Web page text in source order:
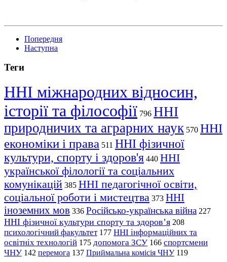
Попередня
Наступна
Теги
ННІ міжнародних відносин,
історії та філософії 796 ННІ
природничих та аграрних наук 570 ННІ
економіки і права 511 ННІ фізичної
культури, спорту і здоров'я 440 ННІ
української філології та соціальних
комунікацій 385 ННІ педагогічної освіти,
соціальної роботи і мистецтва 373 ННІ
іноземних мов 336 Російсько-українська війна 227
ННІ фізичної культури спорту та здоров’я 208
психологічний факультет 177 ННІ інформаційних та
освітніх технологій 175 допомога ЗСУ 166 спортсмени
ЧНУ 142 перемога 137 Приймальна комісія ЧНУ 119